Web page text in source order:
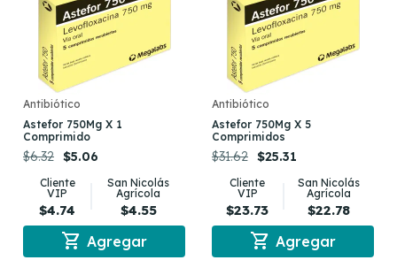
Antibiótico
Astefor 750Mg X 1
Comprimido
$6.32 $5.06
Cliente
VIP
$4.74
San Nicolás
Agrícola
$4.55
shopping_cart Agregar
Antibiótico
Astefor 750Mg X 5
Comprimidos
$31.62 $25.31
Cliente
VIP
$23.73
San Nicolás
Agrícola
$22.78
shopping_cart Agregar